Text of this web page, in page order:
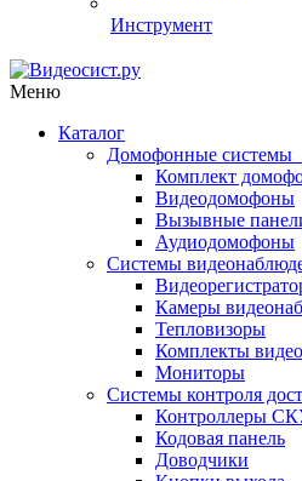
Инструмент
Меню
Каталог
Домофонные системы
Комплект
Видеодомофоны
Вызывные
Аудиодомофоны
Системы
Камеры
Тепловизоры
Комплекты
Мониторы
Системы контроля
Контроллеры
Кодовая панель
Доводчики